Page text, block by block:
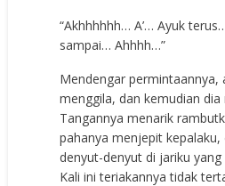
“Akhhhhhh… A’… Ayuk
sampai… Ahhhh…”
Mendengar permintaannya,
menggila, dan kemudian dia
Tangannya menarik
pahanya menjepit kepalaku,
denyut-denyut di jariku
Kali ini teriakannya tidak